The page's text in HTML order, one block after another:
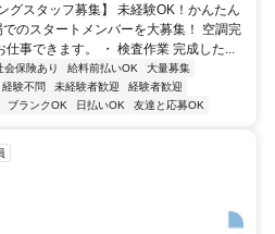
グスタッフ募集】 未経験OK！かんたん
のスタートメンバーを大募集！ 空調完
事できます。 ・ 検査作業 完成した...
会保険あり 給料前払いOK
大量募集
経験不問 未経験者歓迎
経験者歓迎
ブランクOK 日払いOK 友達と応募OK